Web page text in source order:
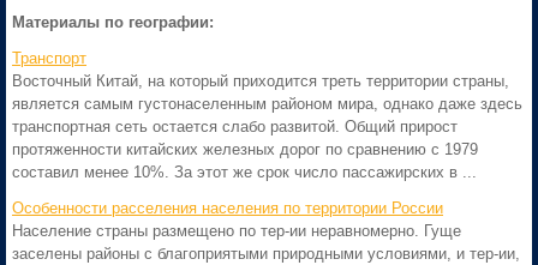
Материалы по географии:
Транспорт
Восточный Китай, на который приходится треть территории страны,
является самым густонаселенным районом мира, однако даже здесь
транспортная сеть остается слабо развитой. Общий прирост
протяженности китайских железных дорог по сравнению с 1979
составил менее 10%. За этот же срок число пассажирских в ...
Особенности расселения населения по территории России
Население страны размещено по тер-ии неравномерно. Гуще
заселены районы с благоприятыми природными условиями, и тер-ии,